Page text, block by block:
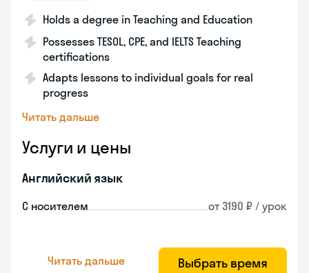
Holds a degree in Teaching and Education
Possesses TESOL, CPE, and IELTS Teaching
certifications
Adapts lessons to individual goals for real
progress
Читать дальше
Услуги и цены
Английский язык
С носителем от 3190 ₽ / урок
Читать дальше Выбрать время